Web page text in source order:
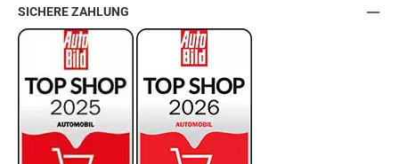
SICHERE ZAHLUNG